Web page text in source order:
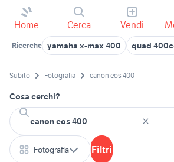
Home Cerca Vendi
Ricerche yamaha x-max 400 quad
Subito Fotografia canon eos 400
Cosa cerchi?
Fotografia Filtri